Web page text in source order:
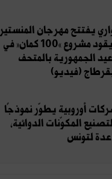
يفتتح مهرجان المنستير
الدولي ويقود مشروع «100 كمان» في
الجمهورية بالمتحف
(فيديو)
أوروبية يطوّر نموذجًا
المكوّنات الدوائية،
لتونس